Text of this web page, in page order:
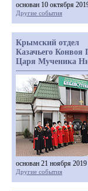
основан 10 октября
Другие события
Крымский отдел
Казачьего Конвоя
Царя Мученика
основан 21 ноября 2019
Другие события